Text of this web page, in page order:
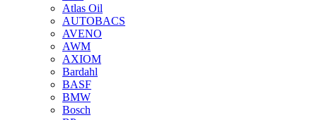
Atlas Oil
AUTOBACS
AVENO
AWM
AXIOM
Bardahl
BASF
BMW
Bosch